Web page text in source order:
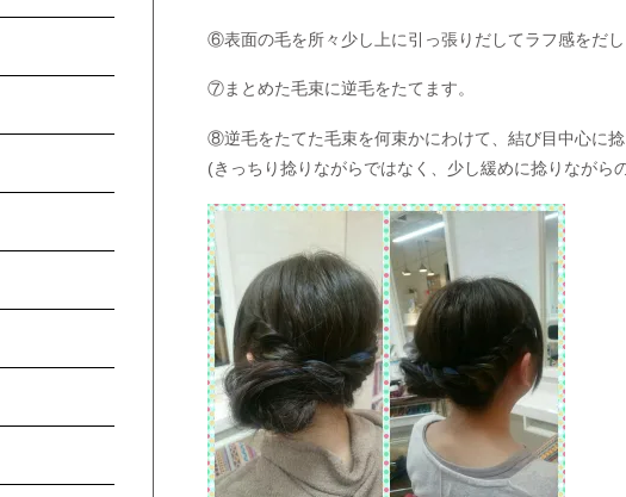
⑥表面の毛を所々少し上に引っ張りだしてラフ感をだし
⑦まとめた毛束に逆毛をたてます。
⑧逆毛をたてた毛束を何束かにわけて、結び目中心に
(きっちり捻りながらではなく、少し緩めに捻りながら